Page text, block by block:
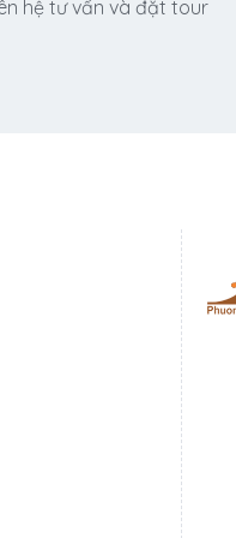
hệ tư vấn và đặt tour